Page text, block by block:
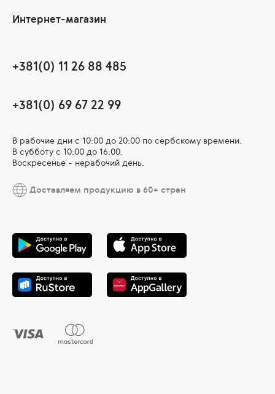
Интернет-магазин
+381(0) 11 26 88 485
+381(0) 69 67 22 99
В рабочие дни c 10:00 до 20:00 по сербскому времени.
В субботу с 10:00 дo 16:00.
Воскресенье - нерабочий день.
Доставляем продукцию в 60+ стран